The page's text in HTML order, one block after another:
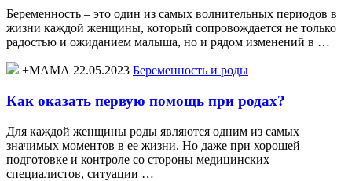
Беременность – это один из самых волнительных периодов в
жизни каждой женщины, который сопровождается не только
радостью и ожиданием малыша, но и рядом изменений в …
+МАМА 22.05.2023 Беременность и роды
Как оказать первую помощь при родах?
Для каждой женщины роды являются одним из самых
значимых моментов в ее жизни. Но даже при хорошей
подготовке и контроле со стороны медицинских
специалистов, ситуации …